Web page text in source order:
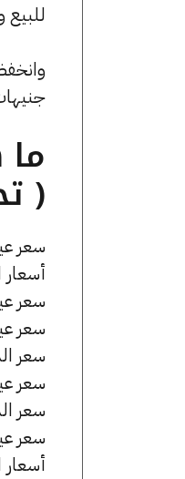
للبيع و 252385 جنيهًا
جنيهات
(
سعر عيار 21 وزن 1 جرام 7095 جنيه للشراء،
أسعار الذهب عيار 21
سعر عيار 21 وزن 10 جرام 70950 جنيه للشراء،
سعر عيار 21 وزن 25 جرام 177375 جنيه للشراء،
سعر الذهب عيار 21 وزن 50
سعر عيار 21 وزن 100 جرام 709500 جنيه للشراء،
سعر الذهب عيار 21 وزن 150
سعر عيار 21 وزن 200 جرام 1419000 جنيه للشراء،
أسعار الذهب عيار 21 وزن